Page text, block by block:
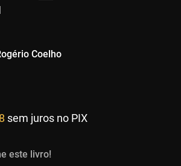
Coelho
sem juros no PIX
este livro!